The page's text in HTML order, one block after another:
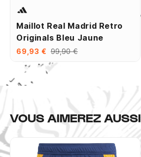
Maillot Real Madrid Retro
Originals Bleu Jaune
69,93 € 99,90 €
VOUS AIMEREZ AUSSI